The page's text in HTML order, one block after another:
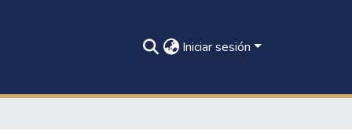
Iniciar sesión